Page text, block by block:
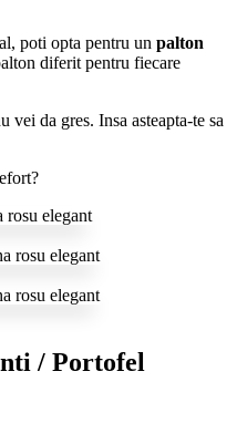
poti opta pentru un palton
diferit pentru fiecare
da gres. Insa asteapta-te sa
/ Portofel